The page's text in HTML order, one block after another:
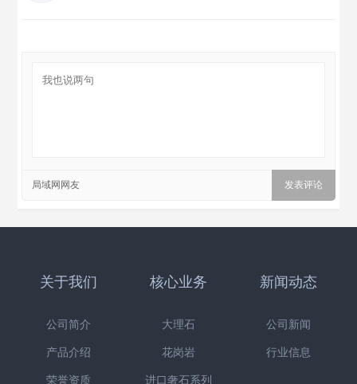
局域网网友
关于我们
公司简介
产品介绍
荣誉资质
核心业务
大理石
花岗岩
进口奢石系列
新闻动态
公司新闻
行业信息